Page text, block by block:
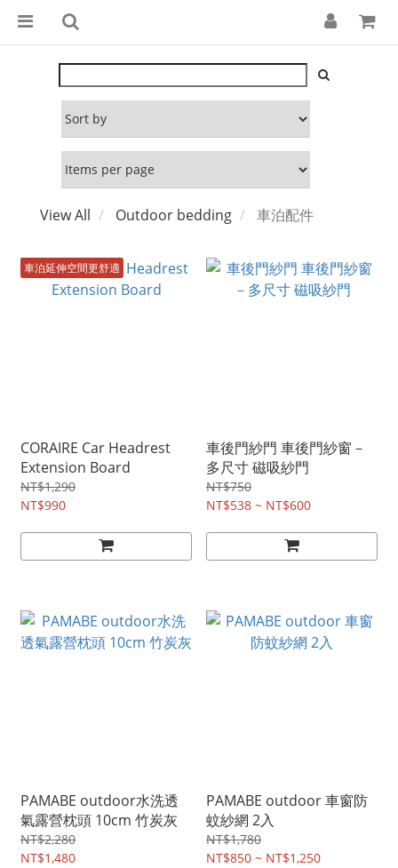
View All Outdoor bedding 車泊配件
車泊延伸空間更舒適
CORAIRE Car Headrest
Extension Board
NT$1,290
NT$990
車後門紗門 車後門紗窗－
多尺寸 磁吸紗門
NT$750
NT$538 ~ NT$600
PAMABE outdoor水洗透
氣露營枕頭 10cm 竹炭灰
NT$2,280
NT$1,480
PAMABE outdoor 車窗防
蚊紗網 2入
NT$1,780
NT$850 ~ NT$1,250